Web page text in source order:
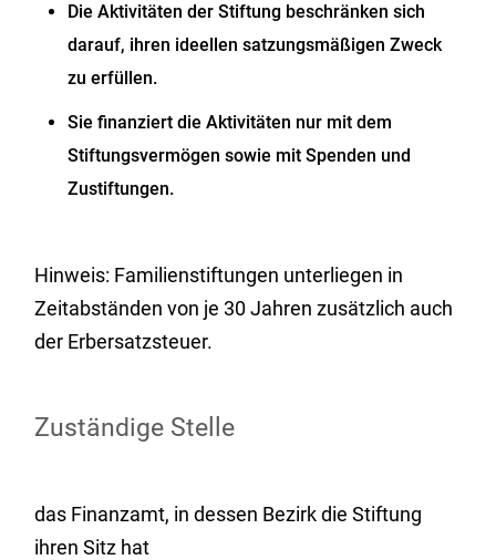
Die Aktivitäten der Stiftung beschränken sich
darauf, ihren ideellen satzungsmäßigen Zweck
zu erfüllen.
Sie finanziert die Aktivitäten nur mit dem
Stiftungsvermögen sowie mit Spenden und
Zustiftungen.
Hinweis: Familienstiftungen unterliegen in
Zeitabständen von je 30 Jahren zusätzlich auch
der Erbersatzsteuer.
Zuständige Stelle
das Finanzamt, in dessen Bezirk die Stiftung
ihren Sitz hat